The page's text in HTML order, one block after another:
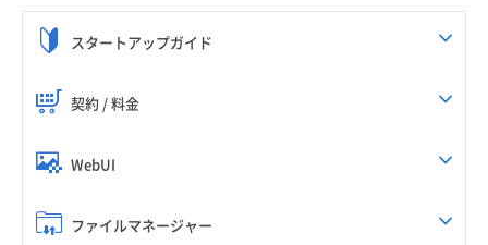
スタートアップガイド
契約 / 料金
WebUI
ファイルマネージャー